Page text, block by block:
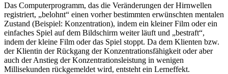
Das Computerprogramm, das die Veränderungen der Hirnwellen
registriert, „belohnt“ einen vorher bestimmten erwünschten mentalen
Zustand (Beispiel: Konzentration), indem ein kleiner Film oder ein
einfaches Spiel auf dem Bildschirm weiter läuft und „bestraft“,
indem der kleine Film oder das Spiel stoppt. Da dem Klienten bzw.
der Klientin der Rückgang der Konzentrationsfähigkeit oder aber
auch der Anstieg der Konzentrationsleistung in wenigen
Millisekunden rückgemeldet wird, entsteht ein Lerneffekt.